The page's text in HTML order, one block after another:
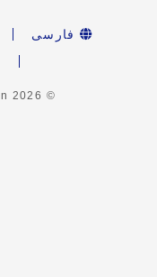
فارسی
© Seiko Epson Corporation
2026